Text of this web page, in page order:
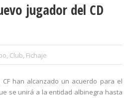
jugador del CD
, Club, Fichaje
CF han alcanzado un acuerdo para el
se unirá a la entidad albinegra hasta